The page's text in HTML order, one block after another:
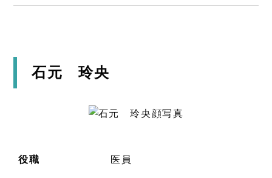
石元 玲央
役職 医員